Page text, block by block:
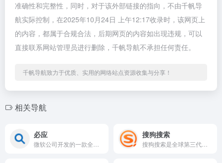
准确性和完整性，同时，对于该外部链接的指向，不由千帆导
航实际控制，在2025年10月24日 上午12:17收录时，该网页上
的内容，都属于合规合法，后期网页的内容如出现违规，可以
直接联系网站管理员进行删除，千帆导航不承担任何责任。
千帆导航致力于优质、实用的网络站点资源收集与分享！
相关导航
必应 搜狗搜索